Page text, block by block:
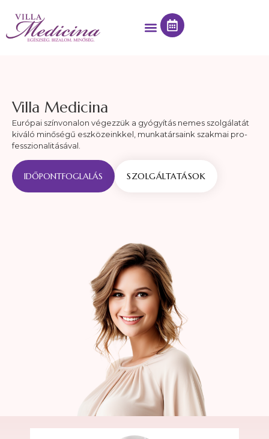
Villa Medicina
Európai színvonalon végezzük a gyógyítás nemes szol­gá­la­tát
kiváló minőségű eszközeinkkel, munka­társaink szakmai pro­
fesszio­nali­tásával.
IDŐPONTFOGLALÁS SZOLGÁLTATÁSOK